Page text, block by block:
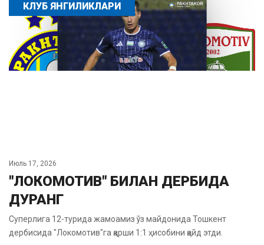
КЛУБ ЯНГИЛИКЛАРИ
Июль 17, 2026
"ЛОКОМОТИВ" БИЛАН ДЕРБИДА
ДУРАНГ
Суперлига 12-турида жамоамиз ўз майдонида Тошкент
дербисида "Локомотив"га қарши 1:1 ҳисобини қайд этди.